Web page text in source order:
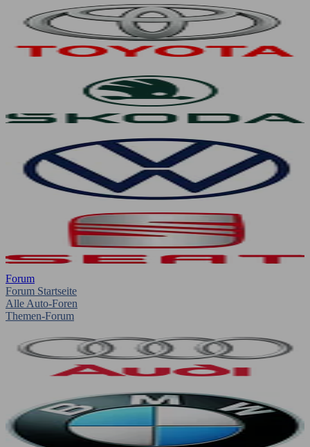
Forum
Forum Startseite
Alle Auto-Foren
Themen-Forum